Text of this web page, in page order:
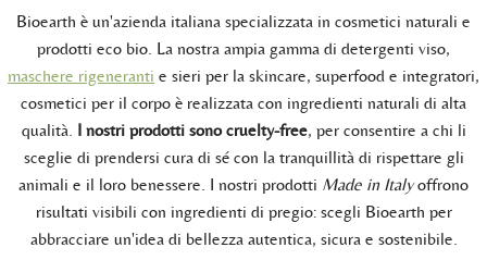
Bioearth è un'azienda italiana specializzata in cosmetici naturali e
prodotti eco bio. La nostra ampia gamma di detergenti viso,
maschere rigeneranti e sieri per la skincare, superfood e integratori,
cosmetici per il corpo è realizzata con ingredienti naturali di alta
qualità. I nostri prodotti sono cruelty-free, per consentire a chi li
sceglie di prendersi cura di sé con la tranquillità di rispettare gli
animali e il loro benessere. I nostri prodotti Made in Italyoffrono
risultati visibili con ingredienti di pregio: scegli Bioearth per
abbracciare un'idea di bellezza autentica, sicura e sostenibile.